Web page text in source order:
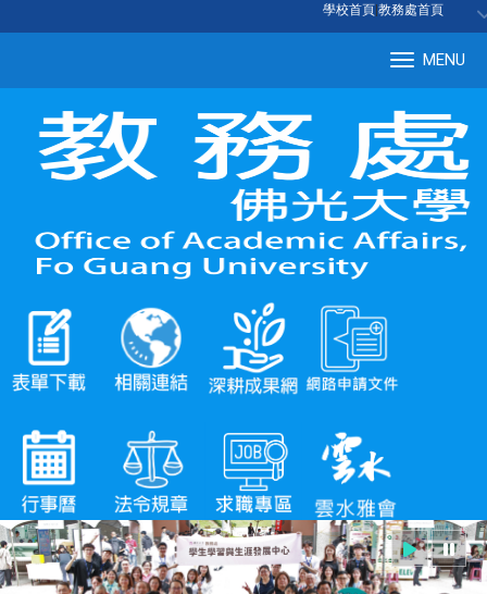
學校首頁 教務處首頁
MENU